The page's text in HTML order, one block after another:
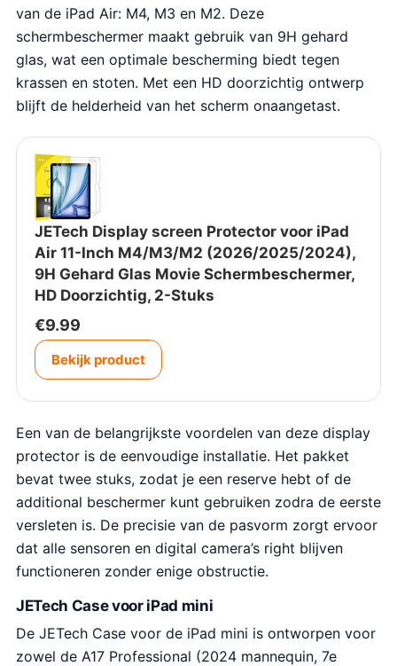
van de iPad Air: M4, M3 en M2. Deze
schermbeschermer maakt gebruik van 9H gehard
glas, wat een optimale bescherming biedt tegen
krassen en stoten. Met een HD doorzichtig ontwerp
blijft de helderheid van het scherm onaangetast.
JETech Display screen Protector voor iPad
Air 11-Inch M4/M3/M2 (2026/2025/2024),
9H Gehard Glas Movie Schermbeschermer,
HD Doorzichtig, 2-Stuks
€9.99
Bekijk product
Een van de belangrijkste voordelen van deze display
protector is de eenvoudige installatie. Het pakket
bevat twee stuks, zodat je een reserve hebt of de
additional beschermer kunt gebruiken zodra de eerste
versleten is. De precisie van de pasvorm zorgt ervoor
dat alle sensoren en digital camera’s right blijven
functioneren zonder enige obstructie.
JETech Case voor iPad mini
De JETech Case voor de iPad mini is ontworpen voor
zowel de A17 Professional (2024 mannequin, 7e